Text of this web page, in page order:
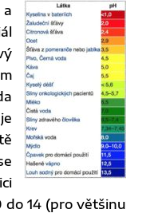
14 (pro většinu